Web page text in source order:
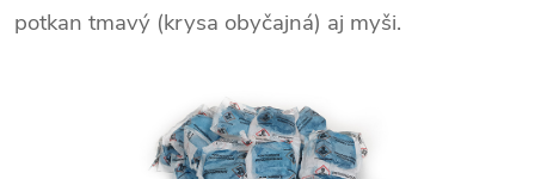
potkan tmavý (krysa obyčajná) aj myši.